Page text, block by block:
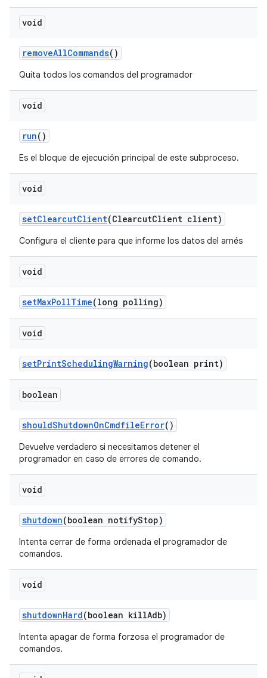
void
removeAllCommands()
Quita todos los comandos del programador
void
run()
Es el bloque de ejecución principal de este subproceso.
void
setClearcutClient(ClearcutClient client)
Configura el cliente para que informe los datos del arnés
void
setMaxPollTime(long polling)
void
setPrintSchedulingWarning(boolean print)
boolean
shouldShutdownOnCmdfileError()
Devuelve verdadero si necesitamos detener el
programador en caso de errores de comando.
void
shutdown(boolean notifyStop)
Intenta cerrar de forma ordenada el programador de
comandos.
void
shutdownHard(boolean killAdb)
Intenta apagar de forma forzosa el programador de
comandos.